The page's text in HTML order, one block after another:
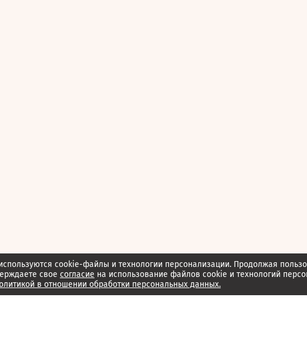
cookie-файлы и технологии персонализации. Продолжая
свое согласие на использование файлов cookie и технологий
в отношении обработки персональных данных.